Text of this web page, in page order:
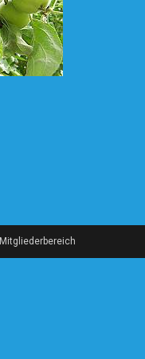
Mitgliederbereich